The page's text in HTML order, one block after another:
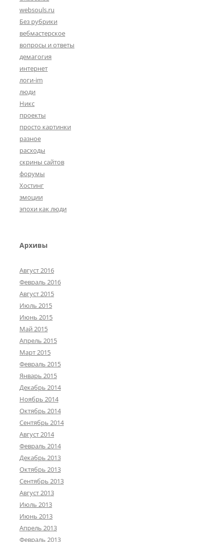
websouls.ru
Без рубрики
вебмастерское
вопросы и ответы
демагогия
интернет
логи-im
люди
Никс
проекты
просто картинки
разное
расходы
скрины сайтов
форумы
Хостинг
эмоции
эпохи как люди
Архивы
Август 2016
Февраль 2016
Август 2015
Июль 2015
Июнь 2015
Май 2015
Апрель 2015
Март 2015
Февраль 2015
Январь 2015
Декабрь 2014
Ноябрь 2014
Октябрь 2014
Сентябрь 2014
Август 2014
Февраль 2014
Декабрь 2013
Октябрь 2013
Сентябрь 2013
Август 2013
Июль 2013
Июнь 2013
Апрель 2013
Февраль 2013